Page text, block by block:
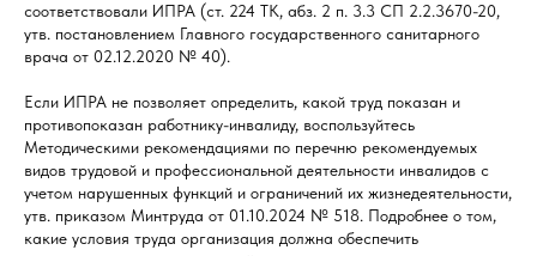
соответствовали ИПРА (ст. 224 ТК, абз. 2 п. 3.3 СП 2.2.3670-20,
утв. постановлением Главного государственного санитарного
врача от 02.12.2020 № 40).
Если ИПРА не позволяет определить, какой труд показан и
противопоказан работнику-инвалиду, воспользуйтесь
Методическими рекомендациями по перечню рекомендуемых
видов трудовой и профессиональной деятельности инвалидов с
учетом нарушенных функций и ограничений их жизнедеятельности,
утв. приказом Минтруда от 01.10.2024 № 518. Подробнее о том,
какие условия труда организация должна обеспечить